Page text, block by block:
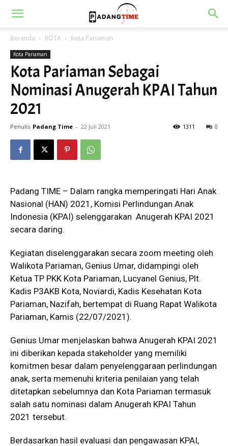
Beranda KOTA Kota Pariaman
Kota Pariaman
Kota Pariaman Sebagai
Nominasi Anugerah KPAI Tahun
2021
Penulis Padang Time - 22 Juli 2021 0
1311
Padang TIME – Dalam rangka memperingati Hari Anak
Nasional (HAN) 2021, Komisi Perlindungan Anak
Indonesia (KPAI) selenggarakan Anugerah KPAI 2021
secara daring.
Kegiatan diselenggarakan secara zoom meeting oleh
Walikota Pariaman, Genius Umar, didampingi oleh
Ketua TP PKK Kota Pariaman, Lucyanel Genius, Plt.
Kadis P3AKB Kota, Noviardi, Kadis Kesehatan Kota
Pariaman, Nazifah, bertempat di Ruang Rapat Walikota
Pariaman, Kamis (22/07/2021).
Genius Umar menjelaskan bahwa Anugerah KPAI 2021
ini diberikan kepada stakeholder yang memiliki
komitmen besar dalam penyelenggaraan perlindungan
anak, serta memenuhi kriteria penilaian yang telah
ditetapkan sebelumnya dan Kota Pariaman termasuk
salah satu nominasi dalam Anugerah KPAI Tahun
2021 tersebut.
Berdasarkan hasil evaluasi dan pengawasan KPAI,